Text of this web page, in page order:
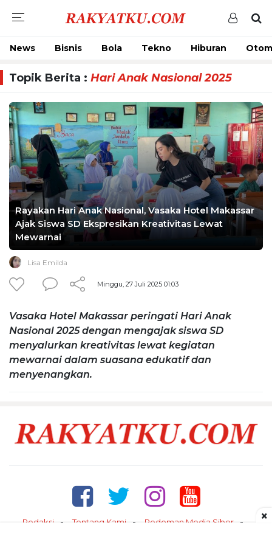
News Bisnis Bola Tekno Hiburan
Topik Berita : Hari Anak Nasional 2025
Rayakan Hari Anak Nasional, Vasaka Hotel Makassar
Ajak Siswa SD Ekspresikan Kreativitas Lewat
Mewarnai
Lisa Emilda
Minggu, 27 Juli 2025 01:03
Vasaka Hotel Makassar peringati Hari Anak
Nasional 2025 dengan mengajak siswa SD
menyalurkan kreativitas lewat kegiatan
mewarnai dalam suasana edukatif dan
menyenangkan.
Redaksi Tentang Kami
Pedoman Media Siber
×